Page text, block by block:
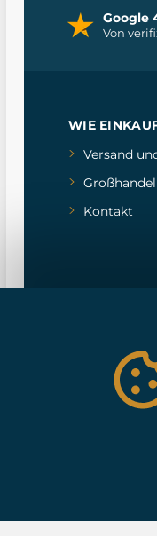
Google
Von
WIE
Versand
Großhandel
Kontakt